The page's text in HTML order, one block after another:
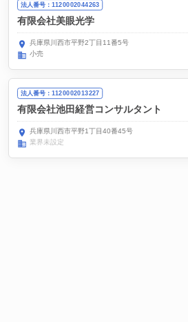
法人番号：1120002044263
有限会社美眼光学
兵庫県川西市平野2丁目11番5号
小売
法人番号：1120002013227
有限会社池田経営コンサルタント
兵庫県川西市平野1丁目40番45号
業界未設定